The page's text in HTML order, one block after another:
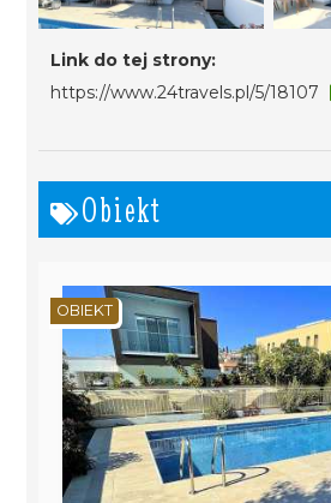
Link do tej strony:
https://www.24travels.pl/5/18107
Obiekt
OBIEKT